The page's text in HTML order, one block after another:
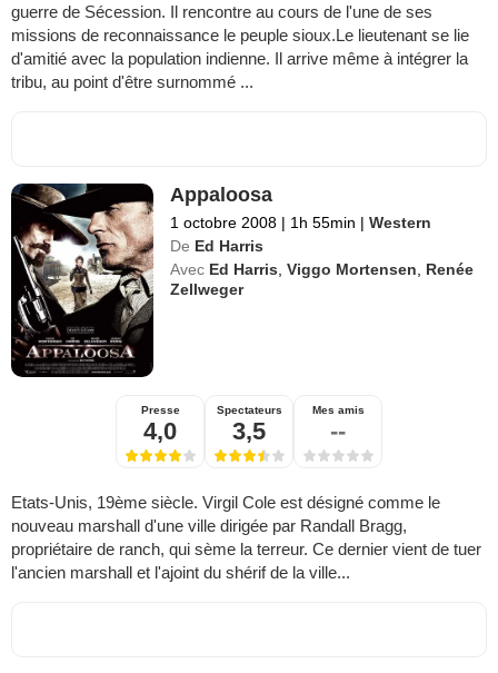
guerre de Sécession. Il rencontre au cours de l'une de ses
missions de reconnaissance le peuple sioux.Le lieutenant se lie
d'amitié avec la population indienne. Il arrive même à intégrer la
tribu, au point d'être surnommé ...
Appaloosa
1 octobre 2008 | 1h 55min | Western
De Ed Harris
Avec Ed Harris,Viggo Mortensen, Renée
Zellweger
Presse
4,0
Spectateurs
3,5
Mes amis
--
Etats-Unis, 19ème siècle. Virgil Cole est désigné comme le
nouveau marshall d'une ville dirigée par Randall Bragg,
propriétaire de ranch, qui sème la terreur. Ce dernier vient de tuer
l'ancien marshall et l'ajoint du shérif de la ville...